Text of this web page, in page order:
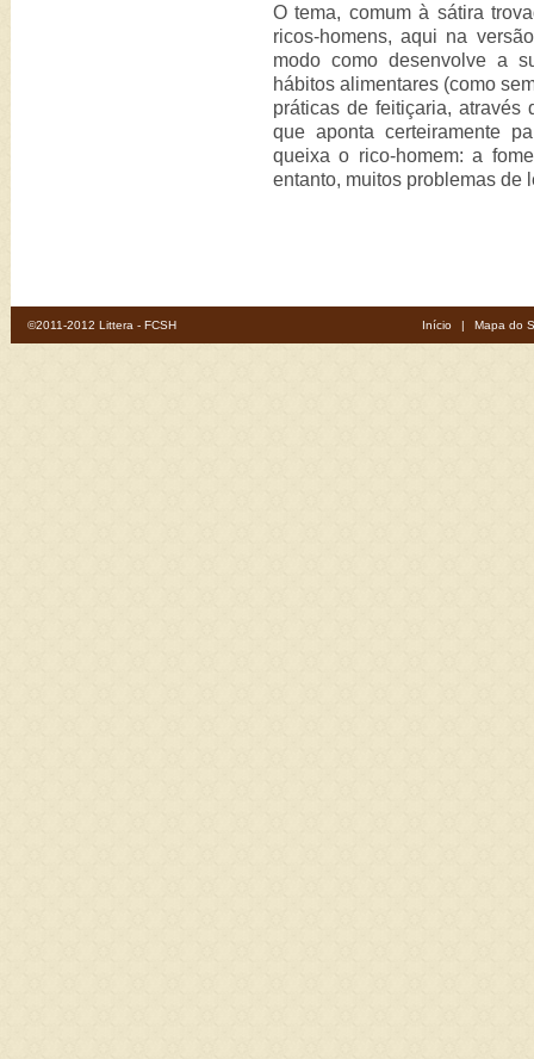
O tema, comum à sátira
ricos-homens, aqui na
modo como desenvolve a
hábitos alimentares (como
práticas de feitiçaria, através
que aponta certeiramente
queixa o rico-homem: a
entanto, muitos problemas de
©2011-2012 Littera - FCSH Início | Mapa do